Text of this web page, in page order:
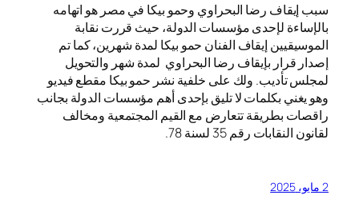
سبب إيقاف رضا البحراوي وحمو بيكا في مصر هو اتهامه
بالإساءة لإحدى مؤسسات الدولة، حيث قررت نقابة
الموسيقيين إيقاف الفنان حمو بيكا لمدة شهرين، كما تم
إصدار قرار بإيقاف رضا البحراوي لمدة شهر والتحويل
لمجلس تأديب. ولك على خلفية نشر حمو بيكا مقطع فيديو
وهو يغني بكلمات لا تليق بإحدى أهم مؤسسات الدولة بجانب
راقصات بطريقة تتعارض مع القيم المجتمعية ومخالف
لقانون النقابات رقم 35 لسنة 78.
2 مايو، 2025